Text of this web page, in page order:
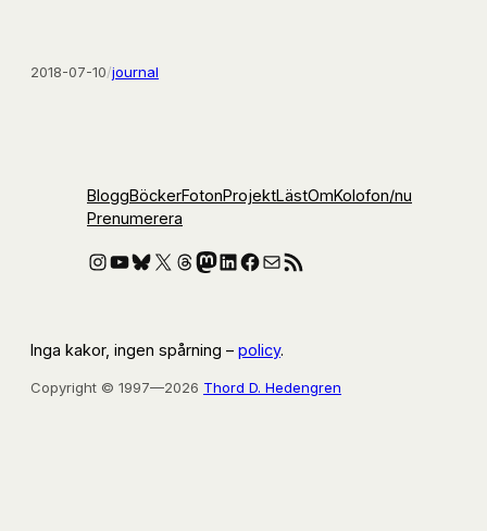
2018-07-10/journal
BloggBöckerFotonProjektLästOmKolofon/nu
Prenumerera
Instagram
YouTube
Bluesky
X Threads
Mastodon
LinkedIn
Facebook
E-postRSS-flöde
Inga kakor, ingen spårning – policy.
Copyright © 1997—2026 Thord D. Hedengren